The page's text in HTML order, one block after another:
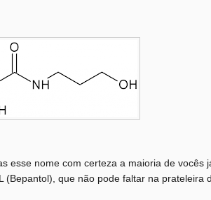
esse nome com certeza a maioria de vocês
(Bepantol), que não pode faltar na prateleira